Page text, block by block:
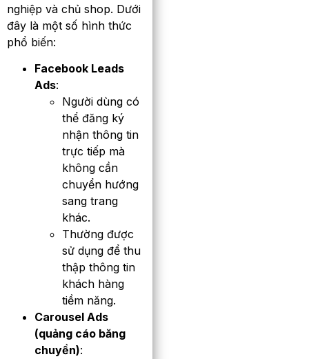
nghiệp và chủ shop. Dưới
đây là một số hình thức
phổ biến:
Facebook Leads
Ads:
Người dùng có
thể đăng ký
nhận thông tin
trực tiếp mà
không cần
chuyển hướng
sang trang
khác.
Thường được
sử dụng để thu
thập thông tin
khách hàng
tiềm năng.
Carousel Ads
(quảng cáo băng
chuyền):